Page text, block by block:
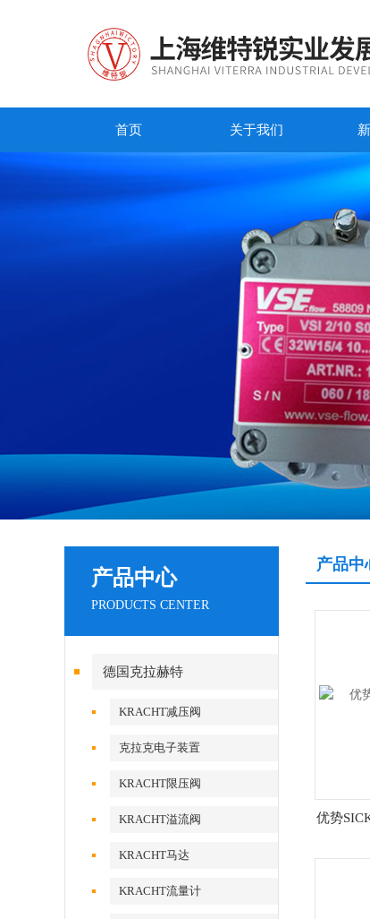
首页 关于我们
产品中心
PRODUCTS CENTER
德国克拉赫特
KRACHT减压阀
克拉克电子装置
KRACHT限压阀
KRACHT溢流阀
KRACHT马达
KRACHT流量计
产品中
优势